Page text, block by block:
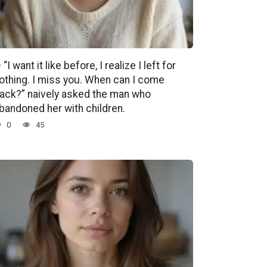
“I want it like before, I realize I left for
I miss you. When can I come
naively asked the man who
her with children.
0 45